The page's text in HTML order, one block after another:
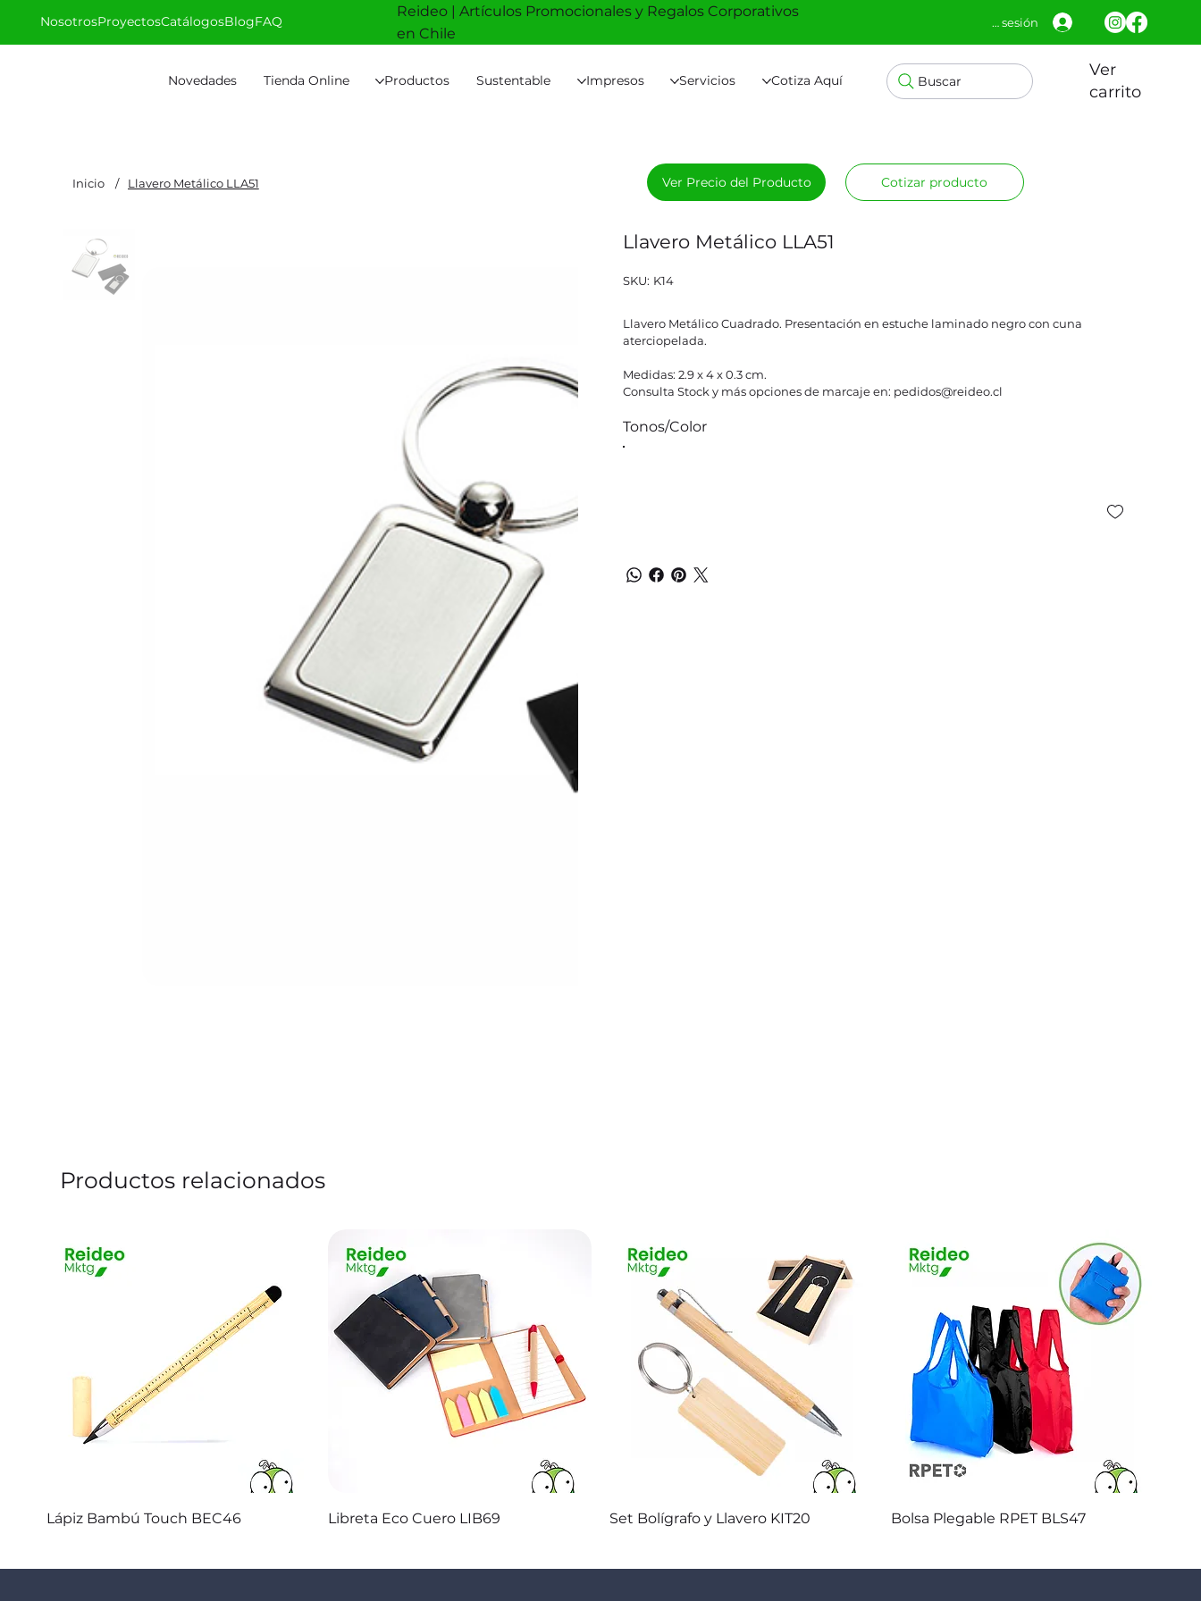
Novedades Tienda Online Productos Sustentable Impresos Servicios Cotiza Aquí Buscar
Ver
carrito
NosotrosProyectosCatálogosBlogFAQ
Reideo | Artículos Promocionales y Regalos Corporativos
en Chile
Iniciar sesión
Inicio / Llavero Metálico LLA51
Llavero Metálico LLA51
SKU: SKU
K14
K14
Llavero Metálico Cuadrado. Presentación en estuche laminado negro con cuna
aterciopelada.
Medidas: 2.9 x 4 x 0.3 cm.
Consulta Stock y más opciones de marcaje en: pedidos@reideo.cl
Tonos/Color
Ver Precio del Producto Cotizar producto
Productos relacionados
Vista rápida
Lápiz Bambú Touch BEC46 Vista rápida
Libreta Eco Cuero LIB69 Vista rápida
Set Bolígrafo y Llavero KIT20 Vista rápida
Bolsa Plegable RPET BLS47